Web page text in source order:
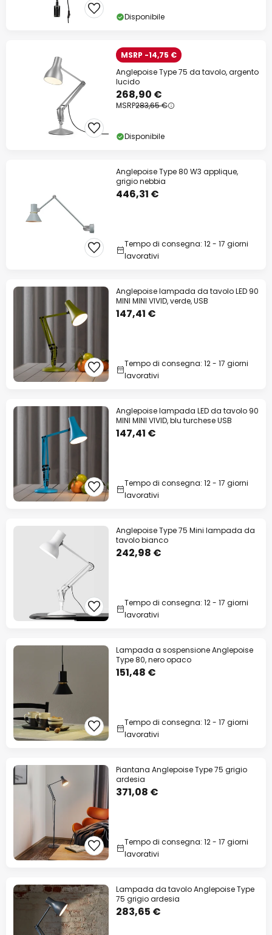
Disponibile
MSRP -14,75 €
Anglepoise Type 75 da tavolo, argento
lucido
268,90 €
MSRP283,65 €
Disponibile
Anglepoise Type 80 W3 applique,
grigio nebbia
446,31 €
Tempo di consegna: 12 - 17 giorni
lavorativi
Anglepoise lampada da tavolo LED 90
MINI MINI VIVID, verde, USB
147,41 €
Tempo di consegna: 12 - 17 giorni
lavorativi
Anglepoise lampada LED da tavolo 90
MINI MINI VIVID, blu turchese USB
147,41 €
Tempo di consegna: 12 - 17 giorni
lavorativi
Anglepoise Type 75 Mini lampada da
tavolo bianco
242,98 €
Tempo di consegna: 12 - 17 giorni
lavorativi
Lampada a sospensione Anglepoise
Type 80, nero opaco
151,48 €
Tempo di consegna: 12 - 17 giorni
lavorativi
Piantana Anglepoise Type 75 grigio
ardesia
371,08 €
Tempo di consegna: 12 - 17 giorni
lavorativi
Lampada da tavolo Anglepoise Type
75 grigio ardesia
283,65 €